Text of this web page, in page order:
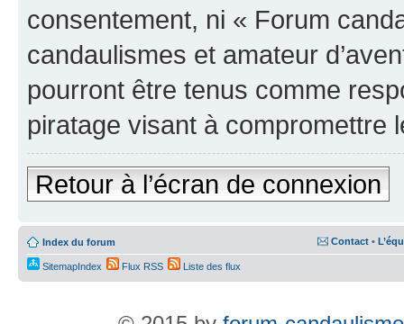
consentement, ni « Forum
candaulismes et amateur
pourront être tenus comme
piratage visant à compromettre
Retour à l’écran de connexion
Index du forum Contact •
SitemapIndex Flux RSS Liste des flux